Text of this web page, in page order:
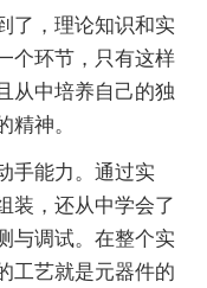
，理论知识和实
个环节，只有这样
从中培养自己的独
精神。
能力。通过实
装，还从中学会了
与调试。在整个实
工艺就是元器件的